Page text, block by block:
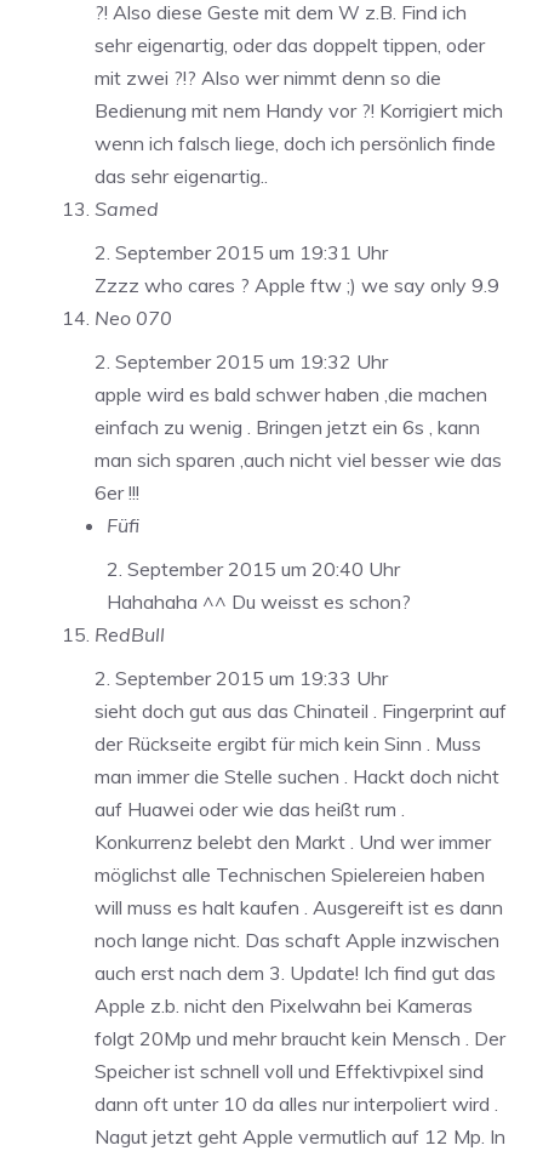
?! Also diese Geste mit dem W z.B. Find ich
sehr eigenartig, oder das doppelt tippen, oder
mit zwei ?!? Also wer nimmt denn so die
Bedienung mit nem Handy vor ?! Korrigiert mich
wenn ich falsch liege, doch ich persönlich finde
das sehr eigenartig..
Samed
2. September 2015 um 19:31 Uhr
Zzzz who cares ? Apple ftw ;) we say only 9.9
Neo 070
2. September 2015 um 19:32 Uhr
apple wird es bald schwer haben ,die machen
einfach zu wenig . Bringen jetzt ein 6s , kann
man sich sparen ,auch nicht viel besser wie das
6er !!!
Füfi
2. September 2015 um 20:40 Uhr
Hahahaha ^^ Du weisst es schon?
RedBull
2. September 2015 um 19:33 Uhr
sieht doch gut aus das Chinateil . Fingerprint auf
der Rückseite ergibt für mich kein Sinn . Muss
man immer die Stelle suchen . Hackt doch nicht
auf Huawei oder wie das heißt rum .
Konkurrenz belebt den Markt . Und wer immer
möglichst alle Technischen Spielereien haben
will muss es halt kaufen . Ausgereift ist es dann
noch lange nicht. Das schaft Apple inzwischen
auch erst nach dem 3. Update! Ich find gut das
Apple z.b. nicht den Pixelwahn bei Kameras
folgt 20Mp und mehr braucht kein Mensch . Der
Speicher ist schnell voll und Effektivpixel sind
dann oft unter 10 da alles nur interpoliert wird .
Nagut jetzt geht Apple vermutlich auf 12 Mp. In